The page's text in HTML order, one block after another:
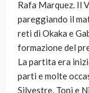
Rafa Marquez. Il
pareggiando il
reti di Okaka e
formazione del
La partita era
parti e molte
Silvestre, Toni e